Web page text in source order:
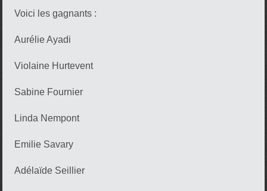
Voici les gagnants :
Aurélie Ayadi
Violaine Hurtevent
Sabine Fournier
Linda Nempont
Emilie Savary
Adélaïde Seillier